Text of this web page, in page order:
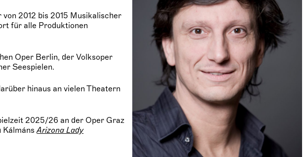
2012 bis 2015 Musikalischer
für alle Produktionen
Oper Berlin, der Volksoper
Seespielen.
hinaus an vielen Theatern
2025/26 an der Oper Graz
KálmánsArizona Lady